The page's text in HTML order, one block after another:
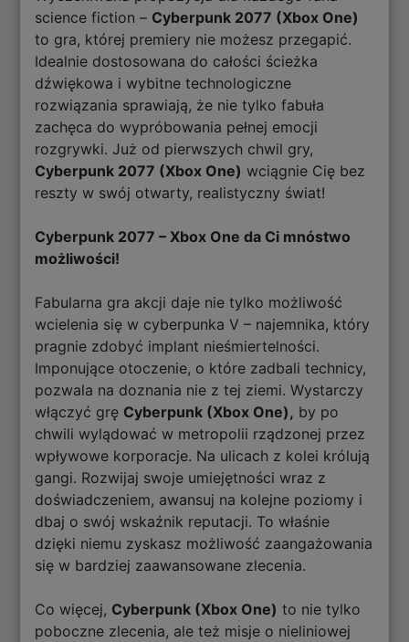
science fiction – Cyberpunk 2077 (Xbox One)
to gra, której premiery nie możesz przegapić.
Idealnie dostosowana do całości ścieżka
dźwiękowa i wybitne technologiczne
rozwiązania sprawiają, że nie tylko fabuła
zachęca do wypróbowania pełnej emocji
rozgrywki. Już od pierwszych chwil gry,
Cyberpunk 2077 (Xbox One) wciągnie Cię bez
reszty w swój otwarty, realistyczny świat!
Cyberpunk 2077 – Xbox One da Ci mnóstwo
możliwości!
Fabularna gra akcji daje nie tylko możliwość
wcielenia się w cyberpunka V – najemnika, który
pragnie zdobyć implant nieśmiertelności.
Imponujące otoczenie, o które zadbali technicy,
pozwala na doznania nie z tej ziemi. Wystarczy
włączyć grę Cyberpunk (Xbox One), by po
chwili wylądować w metropolii rządzonej przez
wpływowe korporacje. Na ulicach z kolei królują
gangi. Rozwijaj swoje umiejętności wraz z
doświadczeniem, awansuj na kolejne poziomy i
dbaj o swój wskaźnik reputacji. To właśnie
dzięki niemu zyskasz możliwość zaangażowania
się w bardziej zaawansowane zlecenia.
Co więcej, Cyberpunk (Xbox One) to nie tylko
poboczne zlecenia, ale też misje o nieliniowej